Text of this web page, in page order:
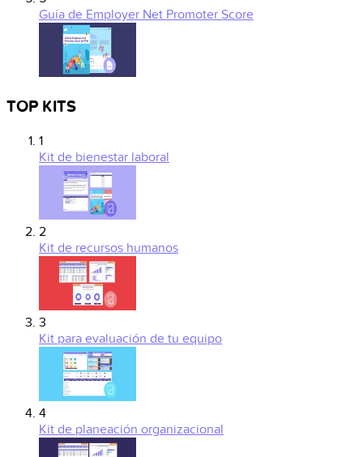
Guía de Employer Net Promoter Score
TOP KITS
1
Kit de bienestar laboral
2
Kit de recursos humanos
3
Kit para evaluación de tu equipo
4
Kit de planeación organizacional